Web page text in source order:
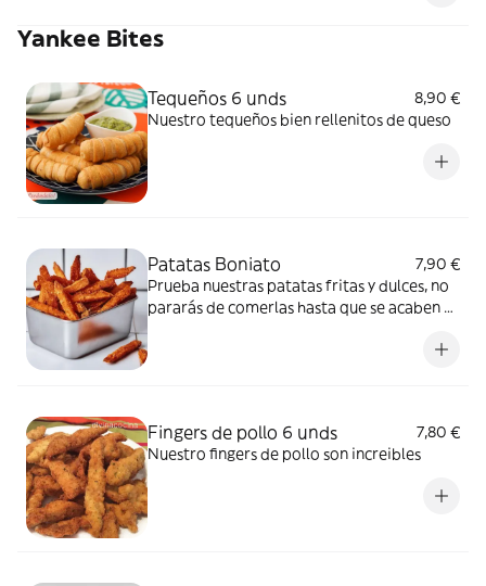
Yankee Bites
Tequeños 6 unds
8,90 €
Nuestro tequeños bien rellenitos de queso
Patatas Boniato
7,90 €
Prueba nuestras patatas fritas y dulces, no
pararás de comerlas hasta que se acaben y
Fingers de pollo 6 unds
7,80 €
Nuestro fingers de pollo son increibles